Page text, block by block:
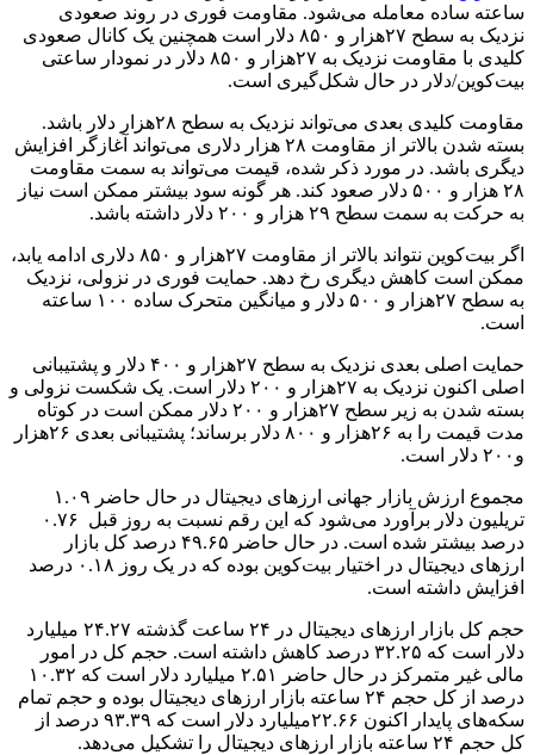
ساعته ساده معامله می‌شود. مقاومت فوری در روند صعودی
نزدیک به سطح ۲۷هزار و ۸۵۰ دلار است همچنین یک کانال صعودی
کلیدی با مقاومت نزدیک به ۲۷هزار و ۸۵۰ دلار در نمودار ساعتی
بیت‌کوین/دلار در حال شکل‌گیری است.
مقاومت کلیدی بعدی می‌تواند نزدیک به سطح ۲۸هزار دلار باشد.
بسته شدن بالاتر از مقاومت ۲۸ هزار دلاری می‌تواند آغازگر افزایش
دیگری باشد. در مورد ذکر شده، قیمت می‌تواند به سمت مقاومت
۲۸ هزار و ۵۰۰ دلار صعود کند. هر گونه سود بیشتر ممکن است نیاز
به حرکت به سمت سطح ۲۹ هزار و ۲۰۰ دلار داشته باشد.
اگر بیت‌کوین نتواند بالاتر از مقاومت ۲۷هزار و ۸۵۰ دلاری ادامه یابد،
ممکن است کاهش دیگری رخ دهد. حمایت فوری در نزولی، نزدیک
به سطح ۲۷هزار و ۵۰۰ دلار و میانگین متحرک ساده ۱۰۰ ساعته
است.
حمایت اصلی بعدی نزدیک به سطح ۲۷هزار و ۴۰۰ دلار و پشتیبانی
اصلی اکنون نزدیک به ۲۷هزار و ۲۰۰ دلار است. یک شکست نزولی و
بسته شدن به زیر سطح ۲۷هزار و ۲۰۰ دلار ممکن است در کوتاه
مدت قیمت را به ۲۶هزار و ۸۰۰ دلار برساند؛ پشتیبانی بعدی ۲۶هزار
و۲۰۰ دلار است.
مجموع ارزش بازار جهانی ارزهای دیجیتال در حال حاضر ۱.۰۹
تریلیون دلار برآورد می‌شود که این رقم نسبت به روز قبل ۰.۷۶
درصد بیشتر شده است. در حال حاضر ۴۹.۶۵ درصد کل بازار
ارزهای دیجیتال در اختیار بیت‌کوین بوده که در یک روز ۰.۱۸ درصد
افزایش داشته است.
حجم کل بازار ارزهای دیجیتال در ۲۴ ساعت گذشته ۲۴.۲۷ میلیارد
دلار است که ۳۲.۲۵ درصد کاهش داشته است. حجم کل در امور
مالی غیر متمرکز در حال حاضر ۲.۵۱ میلیارد دلار است که ۱۰.۳۲
درصد از کل حجم ۲۴ ساعته بازار ارزهای دیجیتال بوده و حجم تمام
سکه‌های پایدار اکنون ۲۲.۶۶میلیارد دلار است که ۹۳.۳۹ درصد از
کل حجم ۲۴ ساعته بازار ارزهای دیجیتال را تشکیل می‌دهد.